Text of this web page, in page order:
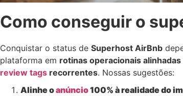
Como conseguir o
Conquistar o status de Superhost AirBnb
plataforma em rotinas operacionais
review tags recorrentes. Nossas sugestões:
Alinhe oanúncio100% à realidade do